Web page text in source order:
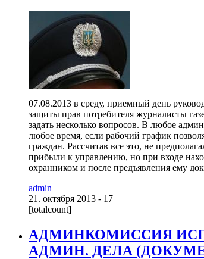
07.08.2013 в среду, приемный день
защиты прав потребителя журналисты
задать несколько вопросов. В любое
любое время, если рабочий график
граждан. Рассчитав все это, не
прибыли к управлению, но при входе
охранником и после предъявления ему
admin
21. октября 2013 - 17
[totalcount]
АДМИНКОМИССИЯ
АДМИН. ДЕЛА